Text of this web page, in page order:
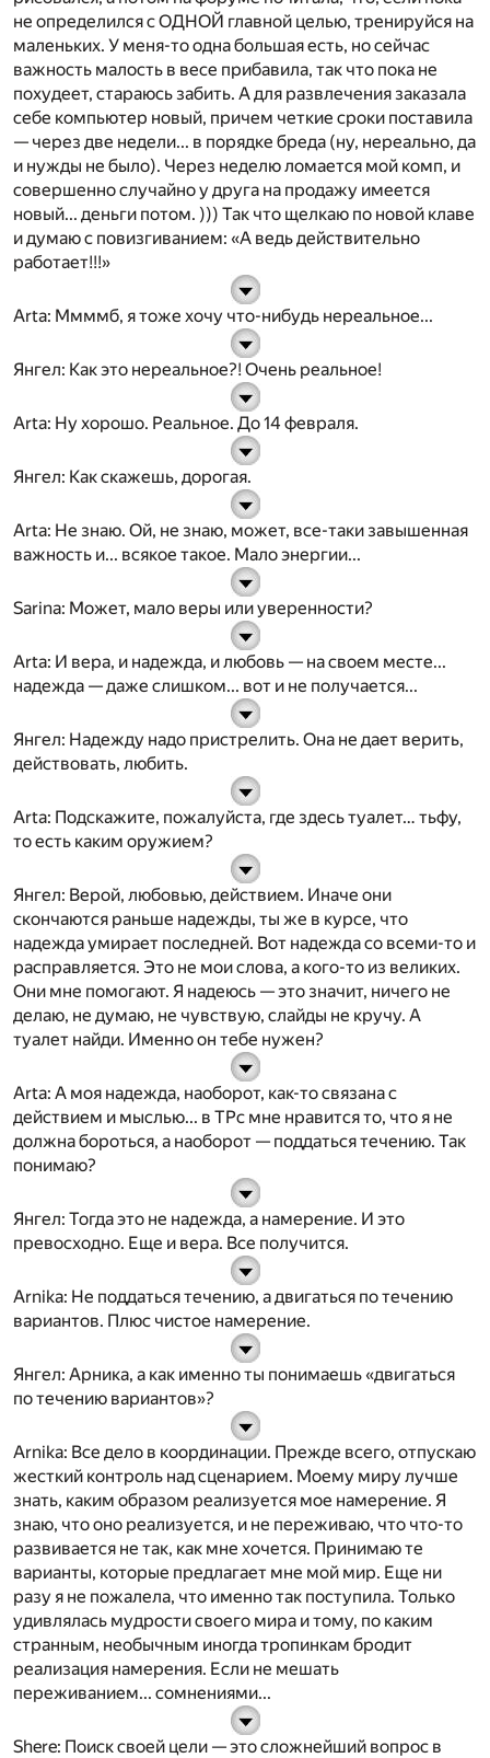
не определился с ОДНОЙ главной целью, тренируйся на
маленьких. У меня-то одна большая есть, но сейчас
важность малость в весе прибавила, так что пока не
похудеет, стараюсь забить. А для развлечения заказала
себе компьютер новый, причем четкие сроки поставила
— через две недели... в порядке бреда (ну, нереально, да
и нужды не было). Через неделю ломается мой комп, и
совершенно случайно у друга на продажу имеется
новый... деньги потом. ))) Так что щелкаю по новой клаве
и думаю с повизгиванием: «А ведь действительно
работает!!!»
Arta: Ммммб, я тоже хочу что-нибудь нереальное...
Янгел: Как это нереальное?! Очень реальное!
Arta: Ну хорошо. Реальное. До 14 февраля.
Янгел: Как скажешь, дорогая.
Arta: Не знаю. Ой, не знаю, может, все-таки завышенная
важность и... всякое такое. Мало энергии...
Sarina: Может, мало веры или уверенности?
Arta: И вера, и надежда, и любовь — на своем месте...
надежда — даже слишком... вот и не получается...
Янгел: Надежду надо пристрелить. Она не дает верить,
действовать, любить.
Arta: Подскажите, пожалуйста, где здесь туалет… тьфу,
то есть каким оружием?
Янгел: Верой, любовью, действием. Иначе они
скончаются раньше надежды, ты же в курсе, что
надежда умирает последней. Вот надежда со всеми-то и
расправляется. Это не мои слова, а кого-то из великих.
Они мне помогают. Я надеюсь — это значит, ничего не
делаю, не думаю, не чувствую, слайды не кручу. А
туалет найди. Именно он тебе нужен?
Arta: А моя надежда, наоборот, как-то связана с
действием и мыслью... в ТРс мне нравится то, что я не
должна бороться, а наоборот — поддаться течению. Так
понимаю?
Янгел: Тогда это не надежда, а намерение. И это
превосходно. Еще и вера. Все получится.
Arnika: Не поддаться течению, а двигаться по течению
вариантов. Плюс чистое намерение.
Янгел: Арника, а как именно ты понимаешь «двигаться
по течению вариантов»?
Arnika: Все дело в координации. Прежде всего, отпускаю
жесткий контроль над сценарием. Моему миру лучше
знать, каким образом реализуется мое намерение. Я
знаю, что оно реализуется, и не переживаю, что что-то
развивается не так, как мне хочется. Принимаю те
варианты, которые предлагает мне мой мир. Еще ни
разу я не пожалела, что именно так поступила. Только
удивлялась мудрости своего мира и тому, по каким
странным, необычным иногда тропинкам бродит
реализация намерения. Если не мешать
переживанием... сомнениями...
Shere: Поиск своей цели — это сложнейший вопрос в